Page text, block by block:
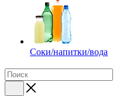
Соки/напитки/вода